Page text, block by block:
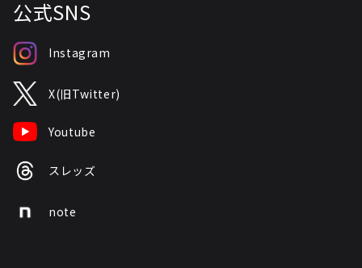
公式SNS
Instagram
X(旧Twitter)
Youtube
スレッズ
note